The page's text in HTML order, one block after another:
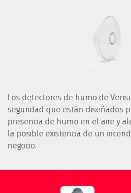
Los detectores de humo de
seguridad que están diseñados
presencia de humo en el aire y
la posible existencia de un
negocio.